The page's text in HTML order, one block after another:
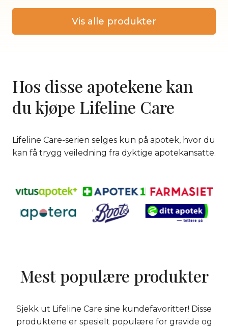
Vis alle produkter
Hos disse apotekene kan
du kjøpe Lifeline Care
Lifeline Care-serien selges kun på apotek, hvor du
kan få trygg veiledning fra dyktige apotekansatte.
Mest populære produkter
Sjekk ut Lifeline Care sine kundefavoritter! Disse
produktene er spesielt populære for gravide og